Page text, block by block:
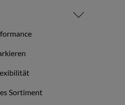
Sortiment